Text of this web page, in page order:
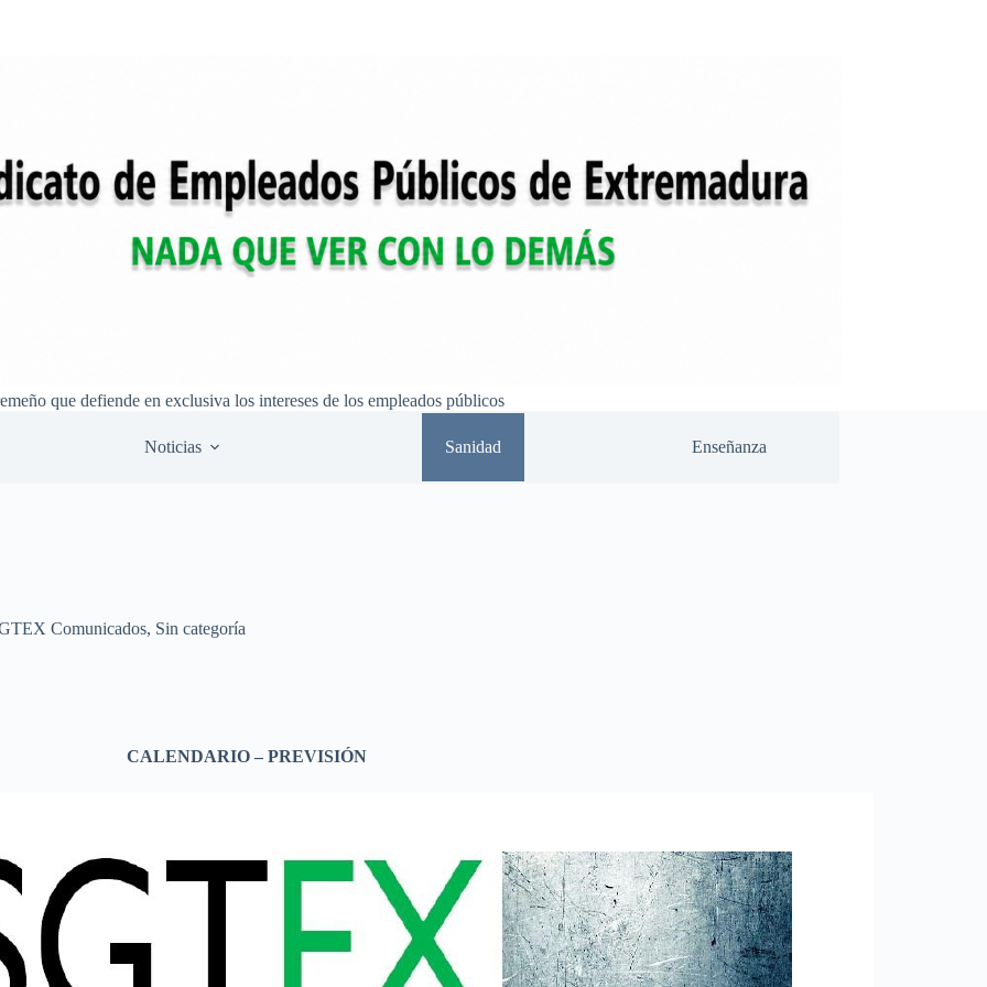
que defiende en exclusiva los intereses de los empleados públicos
Noticias Sanidad Enseñanza
Comunicados, Sin categoría
CALENDARIO – PREVISIÓN